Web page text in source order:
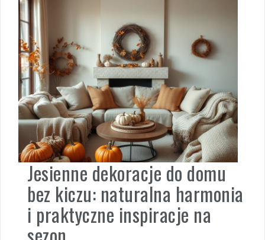
Jesienne dekoracje do domu
bez kiczu: naturalna harmonia
i praktyczne inspiracje na